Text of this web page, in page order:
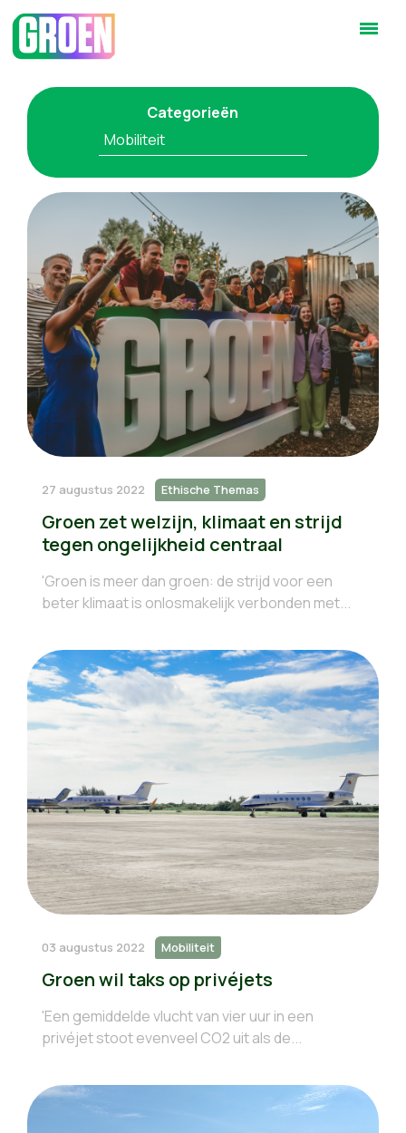
Categorieën
Mobiliteit
27 augustus 2022 Ethische Themas
Groen zet welzijn, klimaat en strijd
tegen ongelijkheid centraal
'Groen is meer dan groen: de strijd voor een
beter klimaat is onlosmakelijk verbonden met...
03 augustus 2022 Mobiliteit
Groen wil taks op privéjets
'Een gemiddelde vlucht van vier uur in een
privéjet stoot evenveel CO2 uit als de...